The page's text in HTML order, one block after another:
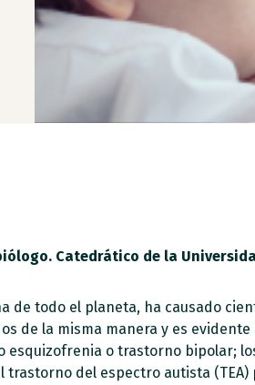
Catedrático de la
de todo el planeta, ha causado
de la misma manera y es
esquizofrenia o trastorno bipolar;
del espectro autista